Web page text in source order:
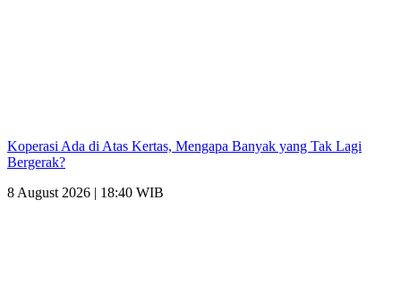
Koperasi Ada di Atas Kertas, Mengapa Banyak yang Tak Lagi
Bergerak?
8 August 2026 | 18:40 WIB